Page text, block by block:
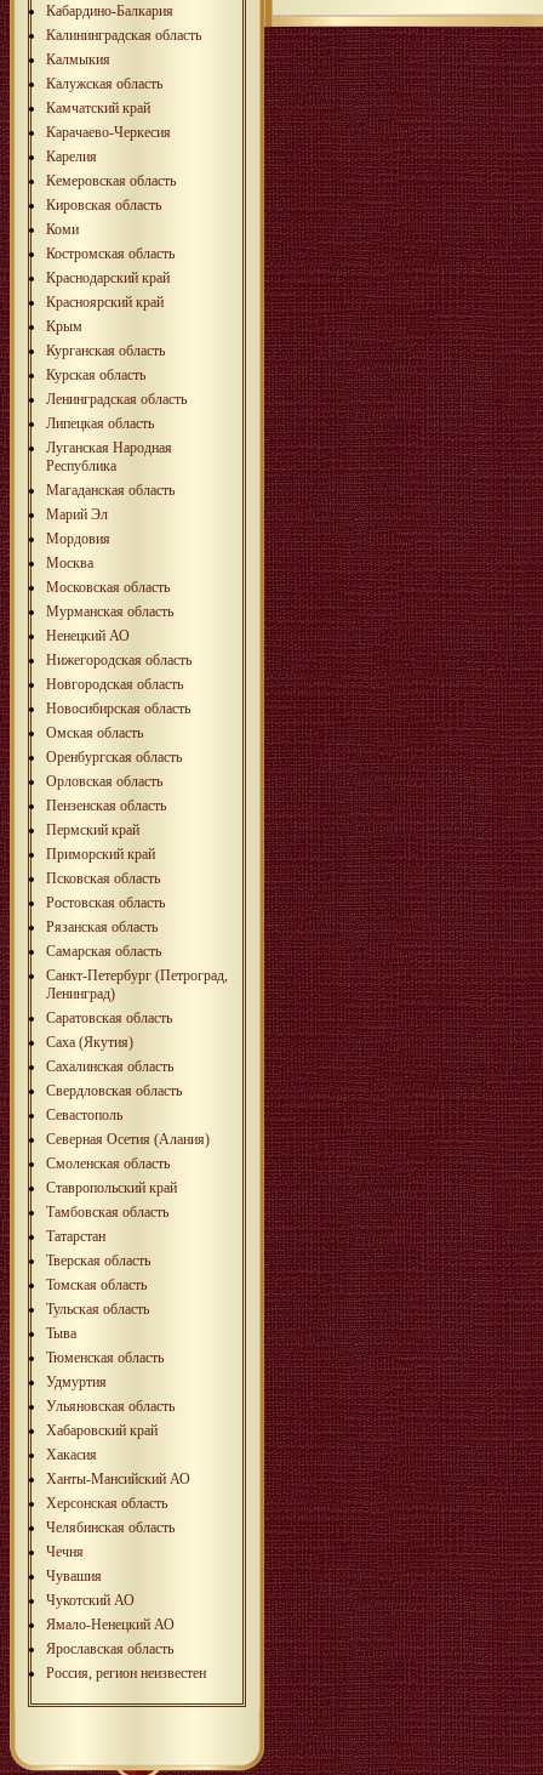
Кабардино-Балкария
Калининградская область
Калмыкия
Калужская область
Камчатский край
Карачаево-Черкесия
Карелия
Кемеровская область
Кировская область
Коми
Костромская область
Краснодарский край
Красноярский край
Крым
Курганская область
Курская область
Ленинградская область
Липецкая область
Луганская Народная
Республика
Магаданская область
Марий Эл
Мордовия
Москва
Московская область
Мурманская область
Ненецкий АО
Нижегородская область
Новгородская область
Новосибирская область
Омская область
Оренбургская область
Орловская область
Пензенская область
Пермский край
Приморский край
Псковская область
Ростовская область
Рязанская область
Самарская область
Санкт-Петербург (Петроград,
Ленинград)
Саратовская область
Саха (Якутия)
Сахалинская область
Свердловская область
Севастополь
Северная Осетия (Алания)
Смоленская область
Ставропольский край
Тамбовская область
Татарстан
Тверская область
Томская область
Тульская область
Тыва
Тюменская область
Удмуртия
Ульяновская область
Хабаровский край
Хакасия
Ханты-Мансийский АО
Херсонская область
Челябинская область
Чечня
Чувашия
Чукотский АО
Ямало-Ненецкий АО
Ярославская область
Россия, регион неизвестен